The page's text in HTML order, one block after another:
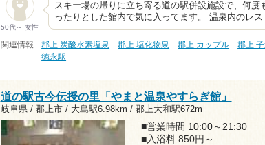
50代～ 女性
スキー場の帰りに立ち寄る道の駅併設施設で、何
ったりとした館内で気に入ってます。 温泉内のレ
関連情報 郡上 炭酸水素塩泉 郡上 塩化物泉 郡上 カップル 郡上
徳永駅
道の駅古今伝授の里「やまと温泉やすらぎ館」
岐阜県 / 郡上市 / 大島駅6.98km / 郡上大和駅672m
■営業時間 10:00～21:30
■入浴料 850円～